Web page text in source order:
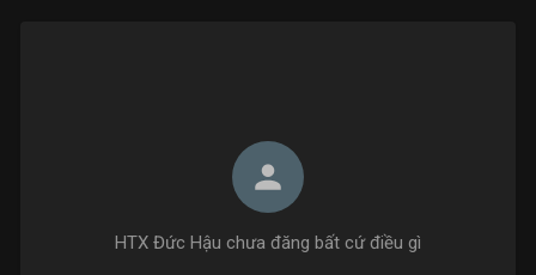
HTX Đức Hậu chưa đăng bất cứ điều gì